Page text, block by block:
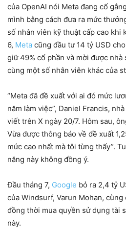
của OpenAI nói Meta đang cố
mình bằng cách đưa ra mức
số nhân viên kỹ thuật cấp cao khi
6, Meta cũng đầu tư 14 tỷ USD
giữ 49% cổ phần và mời được nhà
cùng một số nhân viên khác của
“Meta đã đề xuất với ai đó mức
năm làm việc”, Daniel Francis,
viết trên X ngày 20/7. Hôm sau,
Vừa được thông báo về đề xuất
mức cao nhất mà tôi từng thấy”.
năng này không đồng ý.
Đầu tháng 7, Google bỏ ra 2,4 tỷ
của Windsurf, Varun Mohan,
đồng thời mua quyền sử dụng tài
này.